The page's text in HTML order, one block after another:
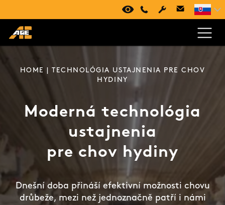
HOME
| TECHNOLÓGIA USTAJNENIA PRE CHOV
HYDINY
Moderná technológia
ustajnenia
pre chov hydiny
Dnešní doba přináší efektivní možnosti chovu
drůbeže, mezi než jednoznačně patří i námi